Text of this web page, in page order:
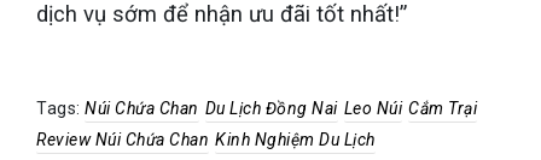
dịch vụ sớm để nhận ưu đãi tốt nhất!”
Tags: Núi Chứa Chan Du Lịch Đồng Nai Leo Núi Cắm Trại
Review Núi Chứa Chan Kinh Nghiệm Du Lịch